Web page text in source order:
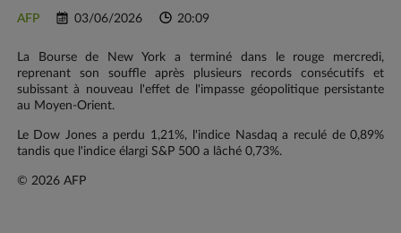
AFP 03/06/2026 20:09
La Bourse de New York a terminé dans le rouge mercredi,
reprenant son souffle après plusieurs records consécutifs et
subissant à nouveau l'effet de l'impasse géopolitique persistante
au Moyen-Orient.
Le Dow Jones a perdu 1,21%, l'indice Nasdaq a reculé de 0,89%
tandis que l'indice élargi S&P 500 a lâché 0,73%.
© 2026 AFP